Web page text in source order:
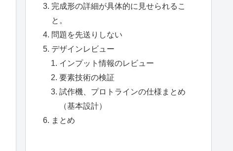
完成形の詳細が具体的に見せられるこ
と。
問題を先送りしない
デザインレビュー
インプット情報のレビュー
要素技術の検証
試作機、プロトラインの仕様まとめ
（基本設計）
まとめ